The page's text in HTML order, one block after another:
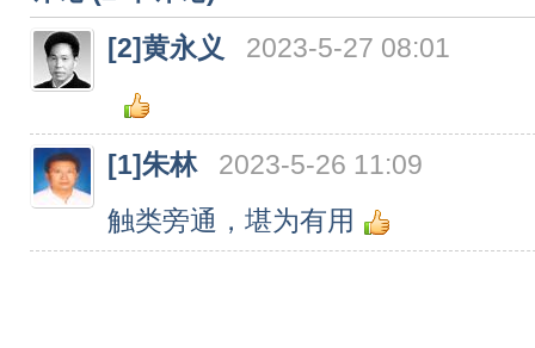
[2]黄永义 2023-5-27 08:01
[1]朱林
2023-5-26 11:09
触类旁通，堪为有用